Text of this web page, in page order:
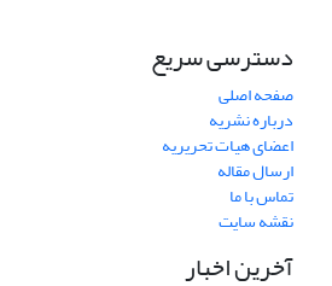
دسترسی سریع
صفحه اصلی
درباره نشریه
اعضای هیات تحریریه
ارسال مقاله
تماس با ما
نقشه سایت
آخرین اخبار